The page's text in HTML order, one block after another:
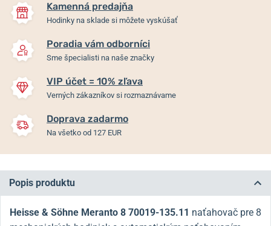
Kamenná predajňa
Hodinky na sklade si môžete vyskúšať
Poradia vám odborníci
Sme špecialisti na naše značky
VIP účet = 10% zľava
Verných zákazníkov si rozmaznávame
Doprava zadarmo
Na všetko od 127 EUR
Popis produktu
Heisse & Söhne Meranto 8 70019-135.11 naťahovač pre 8